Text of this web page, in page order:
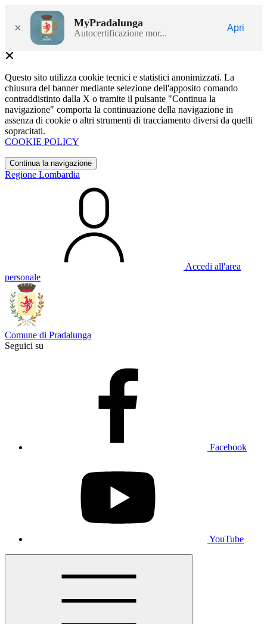
× MyPradalunga
Autocertificazione mor...
Apri
Questo sito utilizza cookie tecnici e statistici anonimizzati. La
chiusura del banner mediante selezione dell'apposito comando
contraddistinto dalla X o tramite il pulsante "Continua la
navigazione" comporta la continuazione della navigazione in
assenza di cookie o altri strumenti di tracciamento diversi da quelli
sopracitati.
COOKIE POLICY
Continua la navigazione
Regione Lombardia
Accedi all'area
personale
Comune di Pradalunga
Seguici su
Facebook
YouTube